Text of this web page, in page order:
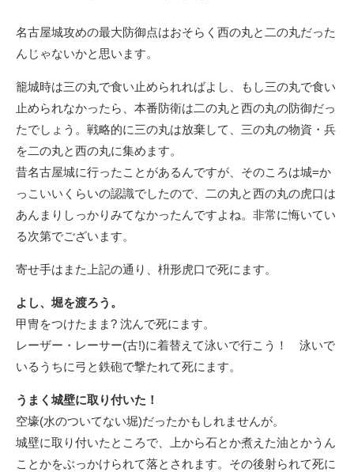
名古屋城攻めの最大防御点はおそらく西の丸と二の丸だった
んじゃないかと思います。
籠城時は三の丸で食い止められればよし、もし三の丸で食い
止められなかったら、本番防衛は二の丸と西の丸の防御だっ
たでしょう。戦略的に三の丸は放棄して、三の丸の物資・兵
を二の丸と西の丸に集めます。
昔名古屋城に行ったことがあるんですが、そのころは城=か
っこいいくらいの認識でしたので、二の丸と西の丸の虎口は
あんまりしっかりみてなかったんですよね。非常に悔いてい
る次第でございます。
寄せ手はまた上記の通り、枡形虎口で死にます。
よし、堀を渡ろう。
甲冑をつけたまま? 沈んで死にます。
レーザー・レーサー(古!)に着替えて泳いで行こう！ 泳いで
いるうちに弓と鉄砲で撃たれて死にます。
うまく城壁に取り付いた！
空壕(水のついてない堀)だったかもしれませんが。
城壁に取り付いたところで、上から石とか煮えた油とかうん
ことかをぶっかけられて落とされます。その後射られて死に